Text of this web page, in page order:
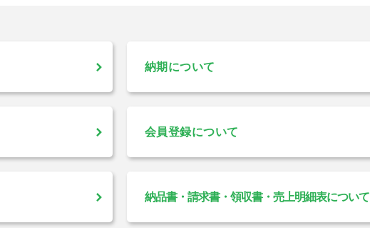
納期について
会員登録について
納品書・請求書・領収書・売上明細表について